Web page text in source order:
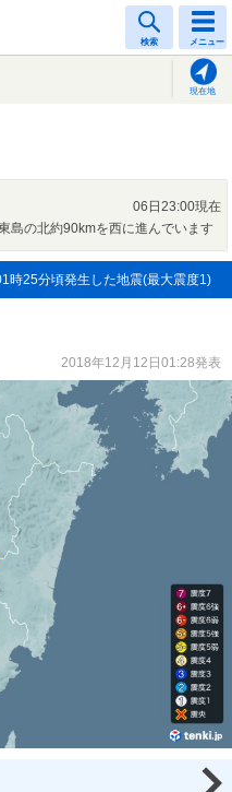
検索 メニュー
現在地
06日23:00現在
島の北約90kmを西に進んでいます
時25分頃発生した地震(最大震度1)
2018年12月12日01:28発表